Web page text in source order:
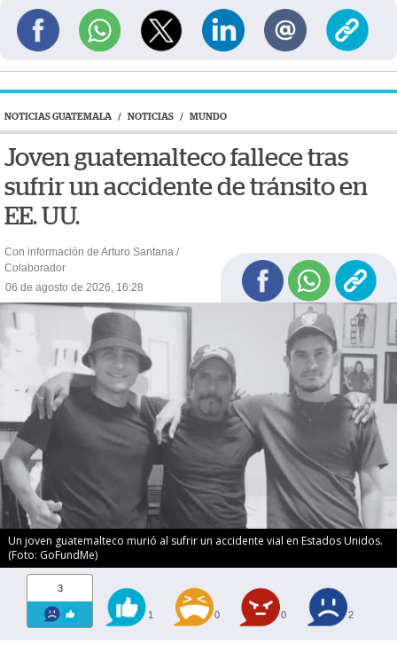
NOTICIAS GUATEMALA / NOTICIAS / MUNDO
Joven guatemalteco fallece tras
sufrir un accidente de tránsito en
EE. UU.
Con información de Arturo Santana /
Colaborador
06 de agosto de 2026, 16:28
Un joven guatemalteco murió al sufrir un accidente vial en Estados Unidos.
(Foto: GoFundMe)
3
1 0 0 2